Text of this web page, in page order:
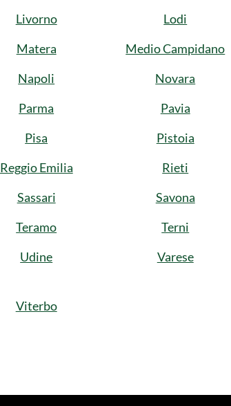
Livorno Lodi
Matera Medio Campidano
Napoli Novara
Parma Pavia
Pisa Pistoia
Reggio Emilia Rieti
Sassari Savona
Teramo Terni
Udine Varese
Viterbo